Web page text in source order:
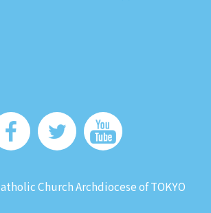
Church Archdiocese of TOKYO